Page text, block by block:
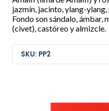
jazmín, jacinto, ylang-
Fondo son sándalo, ámbar,
(civet), castóreo y almizcle.
SKU: PP2